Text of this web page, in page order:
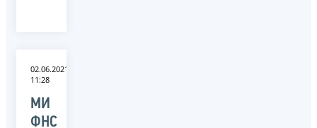
02.06.2021
11:28
МИ
ФНС